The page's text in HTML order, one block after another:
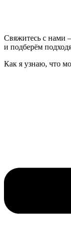
Свяжитесь с нами
и подберём
Как я узнаю, что